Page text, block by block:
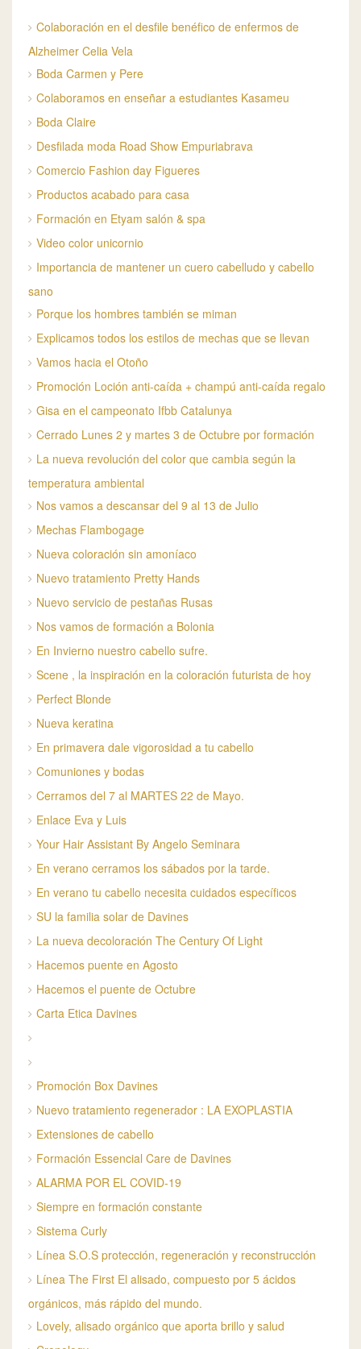
Colaboración en el desfile benéfico de enfermos de
Alzheimer Celia Vela
Boda Carmen y Pere
Colaboramos en enseñar a estudiantes Kasameu
Boda Claire
Desfilada moda Road Show Empuriabrava
Comercio Fashion day Figueres
Productos acabado para casa
Formación en Etyam salón & spa
Video color unicornio
Importancia de mantener un cuero cabelludo y cabello
sano
Porque los hombres también se miman
Explicamos todos los estilos de mechas que se llevan
Vamos hacia el Otoño
Promoción Loción anti-caída + champú anti-caída regalo
Gisa en el campeonato Ifbb Catalunya
Cerrado Lunes 2 y martes 3 de Octubre por formación
La nueva revolución del color que cambia según la
temperatura ambiental
Nos vamos a descansar del 9 al 13 de Julio
Mechas Flambogage
Nueva coloración sin amoníaco
Nuevo tratamiento Pretty Hands
Nuevo servicio de pestañas Rusas
Nos vamos de formación a Bolonia
En Invierno nuestro cabello sufre.
Scene , la inspiración en la coloración futurista de hoy
Perfect Blonde
Nueva keratina
En primavera dale vigorosidad a tu cabello
Comuniones y bodas
Cerramos del 7 al MARTES 22 de Mayo.
Enlace Eva y Luis
Your Hair Assistant By Angelo Seminara
En verano cerramos los sábados por la tarde.
En verano tu cabello necesita cuidados específicos
SU la familia solar de Davines
La nueva decoloración The Century Of Light
Hacemos puente en Agosto
Hacemos el puente de Octubre
Carta Etica Davines
Promoción Box Davines
Nuevo tratamiento regenerador : LA EXOPLASTIA
Extensiones de cabello
Formación Essencial Care de Davines
ALARMA POR EL COVID-19
Siempre en formación constante
Sistema Curly
Línea S.O.S protección, regeneración y reconstrucción
Línea The First El alisado, compuesto por 5 ácidos
orgánicos, más rápido del mundo.
Lovely, alisado orgánico que aporta brillo y salud